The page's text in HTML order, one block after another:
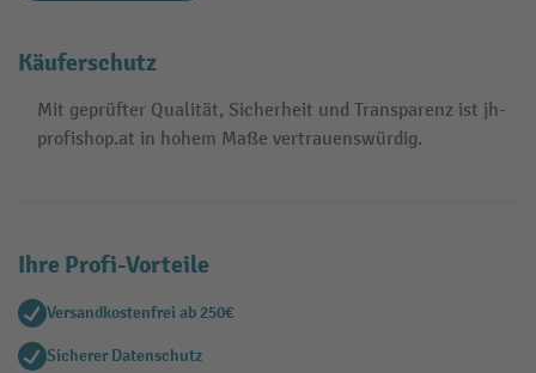
Käuferschutz
Mit geprüfter Qualität, Sicherheit und Transparenz ist jh-
profishop.at in hohem Maße vertrauenswürdig.
Ihre Profi-Vorteile
Versandkostenfrei ab 250€
Sicherer Datenschutz